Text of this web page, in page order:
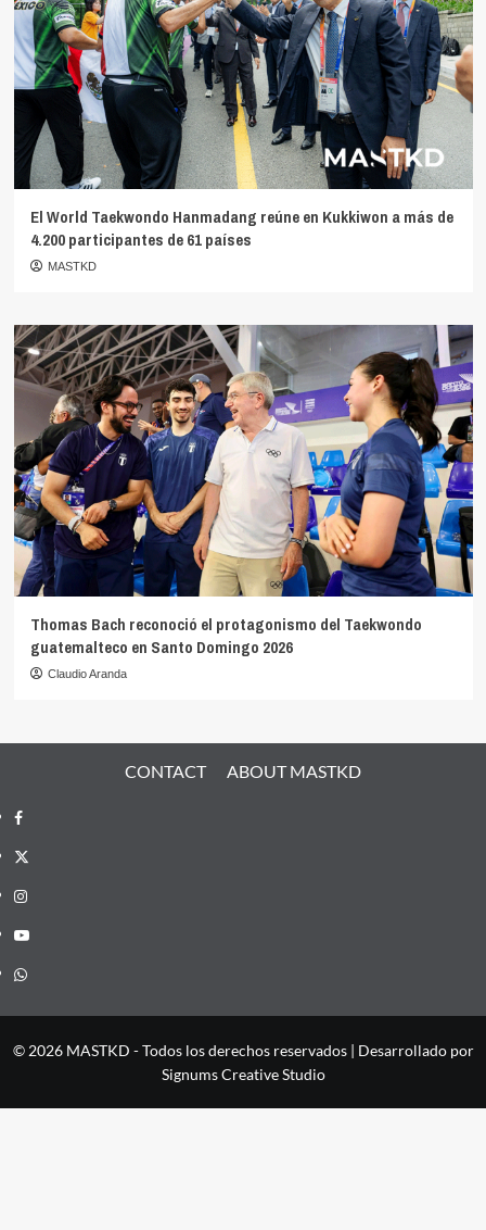
El World Taekwondo Hanmadang reúne en Kukkiwon a más de
4.200 participantes de 61 países
MASTKD
Thomas Bach reconoció el protagonismo del Taekwondo
guatemalteco en Santo Domingo 2026
Claudio Aranda
CONTACT ABOUT MASTKD
Facebook
X
Instagram
YouTube
Whatsapp